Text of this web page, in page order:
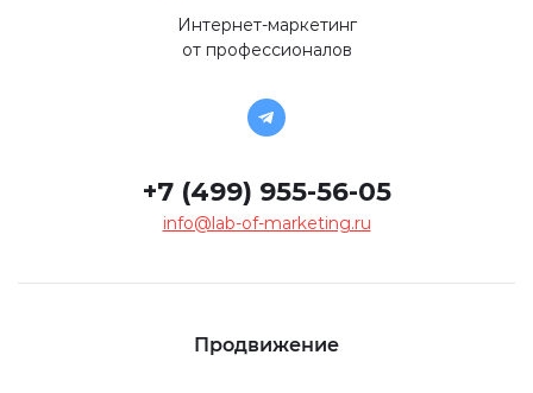
Интернет-маркетинг
от профессионалов
+7 (499) 955-56-05
info@lab-of-marketing.ru
Продвижение